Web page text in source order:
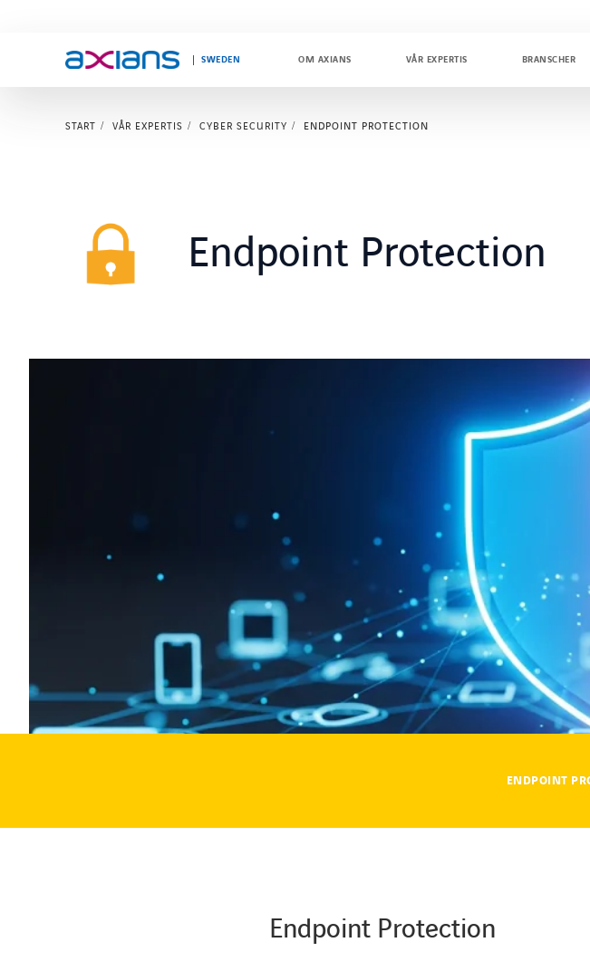
SWEDEN OM AXIANS VÅR EXPERTIS BRANSCHER
START VÅR EXPERTIS CYBER SECURITY ENDPOINT PROTECTION
Endpoint Protection
ENDPOINT
Endpoint Protection